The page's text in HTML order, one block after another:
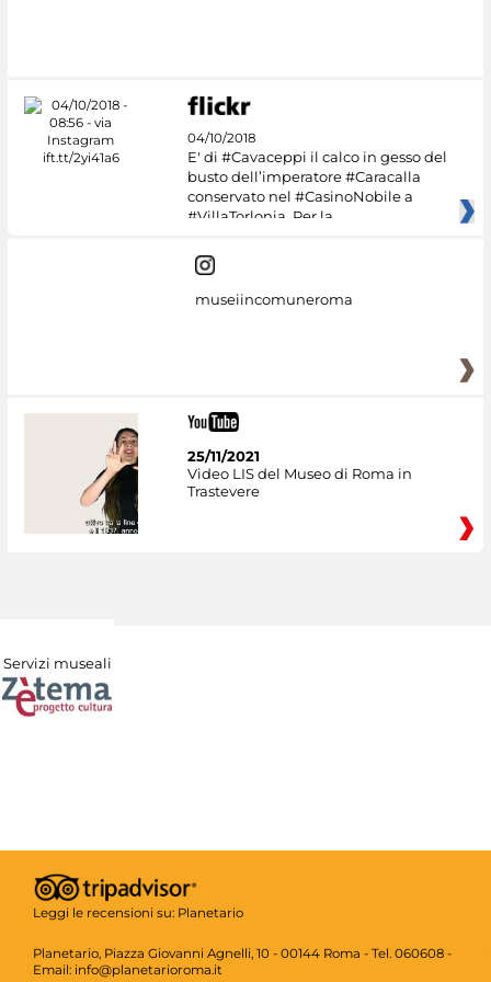
04/10/2018
E' di #Cavaceppi il calco in gesso del
busto dell’imperatore #Caracalla
conservato nel #CasinoNobile a
#VillaTorlonia. Per la
museiincomuneroma
25/11/2021
Video LIS del Museo di Roma in
Trastevere
Servizi museali
Leggi le recensioni su: Planetario
Planetario, Piazza Giovanni Agnelli, 10 - 00144 Roma - Tel. 060608 -
Email: info@planetarioroma.it